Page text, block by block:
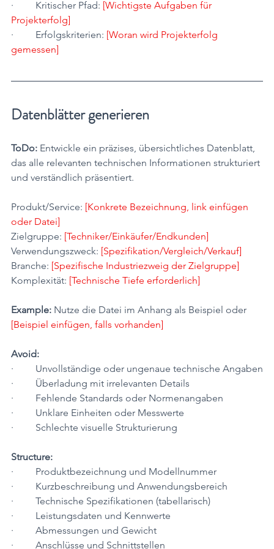
·         Kritischer Pfad: [Wichtigste Aufgaben für
Projekterfolg]
·         Erfolgskriterien: [Woran wird Projekterfolg
gemessen]
Datenblätter generieren
ToDo: Entwickle ein präzises, übersichtliches Datenblatt,
das alle relevanten technischen Informationen strukturiert
und verständlich präsentiert.
Produkt/Service: [Konkrete Bezeichnung, link einfügen
oder Datei]
Zielgruppe: [Techniker/Einkäufer/Endkunden]
Verwendungszweck: [Spezifikation/Vergleich/Verkauf]
Branche: [Spezifische Industriezweig der Zielgruppe]
Komplexität: [Technische Tiefe erforderlich]
Example: Nutze die Datei im Anhang als Beispiel oder
[Beispiel einfügen, falls vorhanden]
Avoid:
·         Unvollständige oder ungenaue technische Angaben
·         Überladung mit irrelevanten Details
·         Fehlende Standards oder Normenangaben
·         Unklare Einheiten oder Messwerte
·         Schlechte visuelle Strukturierung
Structure:
·         Produktbezeichnung und Modellnummer
·         Kurzbeschreibung und Anwendungsbereich
·         Technische Spezifikationen (tabellarisch)
·         Leistungsdaten und Kennwerte
·         Abmessungen und Gewicht
·         Anschlüsse und Schnittstellen